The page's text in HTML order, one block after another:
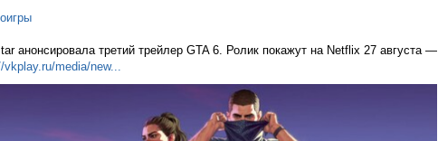
анонсировала третий трейлер GTA 6. Ролик покажут на Netflix 27 августа —
vkplay.ru/media/new...